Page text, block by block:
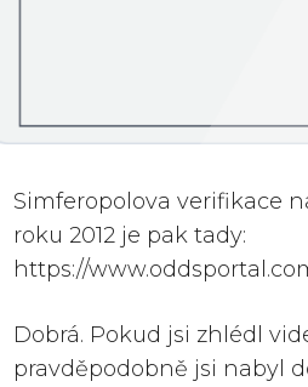
Simferopolova verifikace
roku 2012 je pak tady:
https://
Dobrá. Pokud jsi zhlédl
pravděpodobně jsi nabyl